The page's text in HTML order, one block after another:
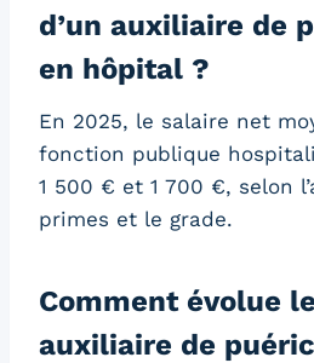
d’un auxiliaire de
en hôpital ?
En 2025, le salaire net
fonction publique
1 500 € et 1 700 €, selon
primes et le grade.
Comment évolue
auxiliaire de